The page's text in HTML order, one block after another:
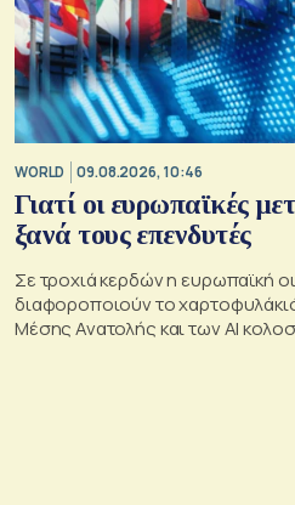
WORLD 09.08.2026, 10:46
Γιατί οι ευρωπαϊκές
ξανά τους επενδυτές
Σε τροχιά κερδών η ευρωπαϊκή
διαφοροποιούν το
Μέσης Ανατολής και των AI